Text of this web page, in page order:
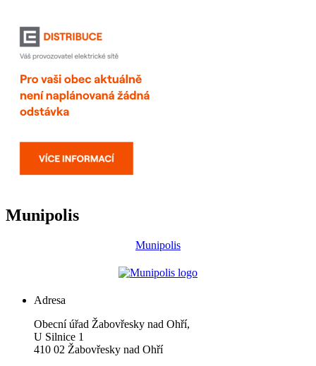
Munipolis
Munipolis
Adresa
Obecní úřad Žabovřesky nad Ohří,
U Silnice 1
410 02 Žabovřesky nad Ohří